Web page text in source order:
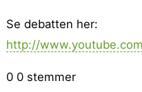
Se debatten her:
http://
0 0 stemmer